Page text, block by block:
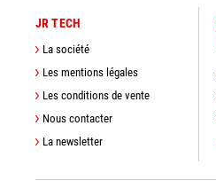
JR TECH
La société
Les mentions légales
Les conditions de vente
Nous contacter
La newsletter